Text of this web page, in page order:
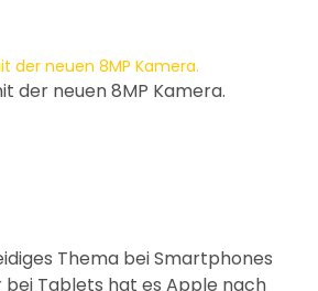
der neuen 8MP Kamera.
Thema bei Smartphones
bei Tablets hat es Apple nach